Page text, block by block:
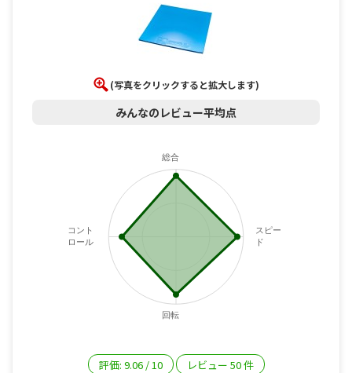
(写真をクリックすると拡大します)
みんなのレビュー平均点
総合
スピー
ド
回転
コント
ロール
評価: 9.06/ 10 レビュー 50件